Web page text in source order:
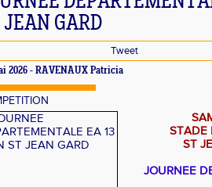
JEAN GARD
Tweet
2026 - RAVENAUX Patricia
STADE
ST
JOURNEE